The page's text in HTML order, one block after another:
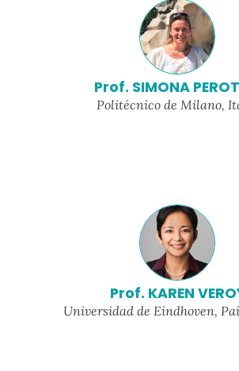
Prof. SIMONA
Politécnico de Milano,
Prof. KAREN
Universidad de Eindhoven,